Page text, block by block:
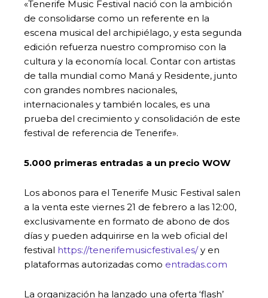
«Tenerife Music Festival nació con la ambición
de consolidarse como un referente en la
escena musical del archipiélago, y esta segunda
edición refuerza nuestro compromiso con la
cultura y la economía local. Contar con artistas
de talla mundial como Maná y Residente, junto
con grandes nombres nacionales,
internacionales y también locales, es una
prueba del crecimiento y consolidación de este
festival de referencia de Tenerife».
5.000 primeras entradas a un precio WOW
Los abonos para el Tenerife Music Festival salen
a la venta este viernes 21 de febrero a las 12:00,
exclusivamente en formato de abono de dos
días y pueden adquirirse en la web oficial del
festival https://tenerifemusicfestival.es/y en
plataformas autorizadas como entradas.com
La organización ha lanzado una oferta ‘flash’